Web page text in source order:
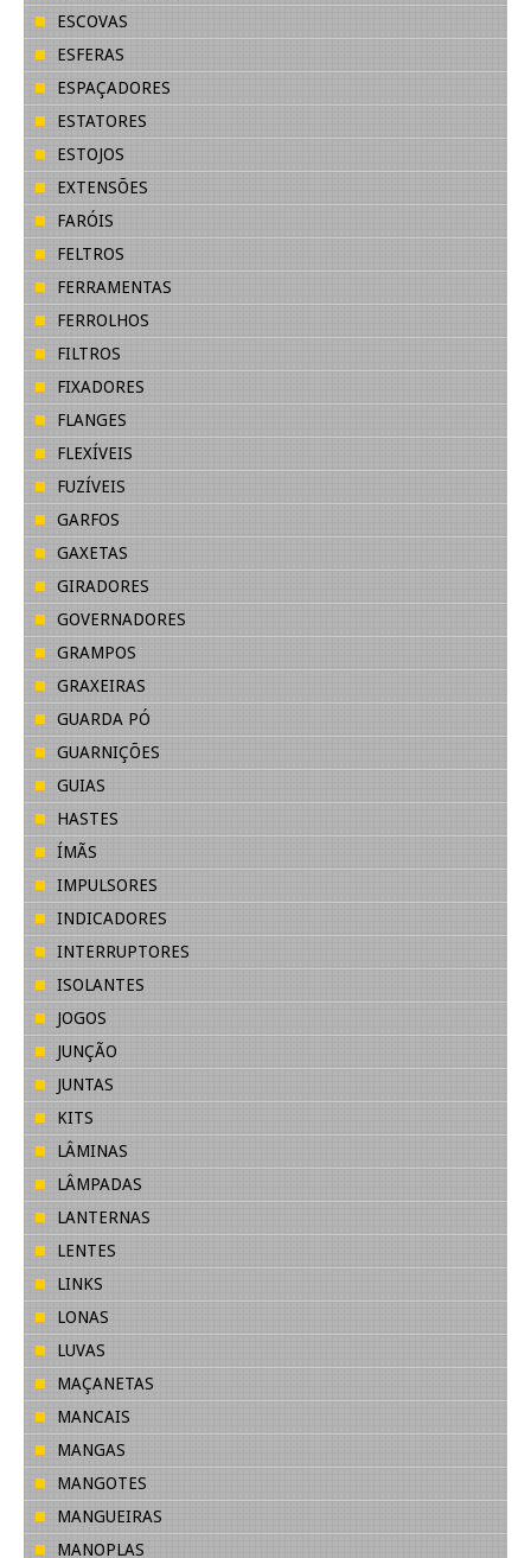
ESCOVAS
ESFERAS
ESPAÇADORES
ESTATORES
ESTOJOS
EXTENSÕES
FARÓIS
FELTROS
FERRAMENTAS
FERROLHOS
FILTROS
FIXADORES
FLANGES
FLEXÍVEIS
FUZÍVEIS
GARFOS
GAXETAS
GIRADORES
GOVERNADORES
GRAMPOS
GRAXEIRAS
GUARDA PÓ
GUARNIÇÕES
GUIAS
HASTES
ÍMÃS
IMPULSORES
INDICADORES
INTERRUPTORES
ISOLANTES
JOGOS
JUNÇÃO
JUNTAS
KITS
LÂMINAS
LÂMPADAS
LANTERNAS
LENTES
LINKS
LONAS
LUVAS
MAÇANETAS
MANCAIS
MANGAS
MANGOTES
MANGUEIRAS
MANOPLAS